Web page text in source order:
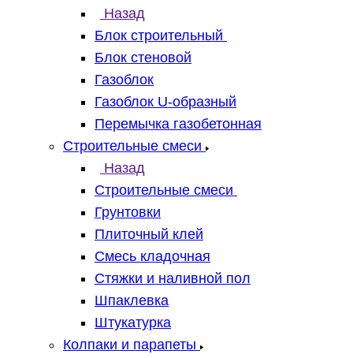
Назад
Блок строительный
Блок стеновой
Газоблок
Газоблок U-образный
Перемычка газобетонная
Строительные смеси
Назад
Строительные смеси
Грунтовки
Плиточный клей
Смесь кладочная
Стяжки и наливной пол
Шпаклевка
Штукатурка
Колпаки и парапеты